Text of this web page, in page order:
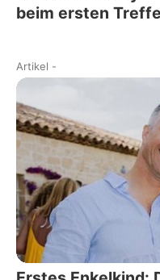
beim ersten
Artikel -